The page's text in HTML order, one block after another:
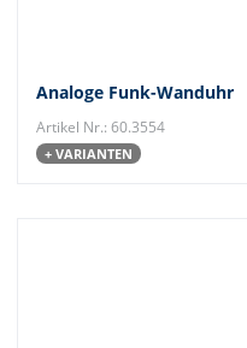
Analoge Funk-Wanduhr
Artikel Nr.: 60.3554
+ VARIANTEN